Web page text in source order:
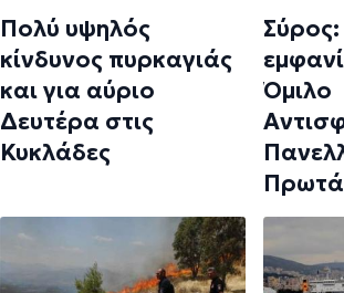
Πολύ υψηλός
κίνδυνος πυρκαγιάς
και για αύριο
Δευτέρα στις
Κυκλάδες
Όμιλο